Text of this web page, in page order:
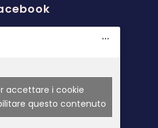
accettare i cookie
questo contenuto